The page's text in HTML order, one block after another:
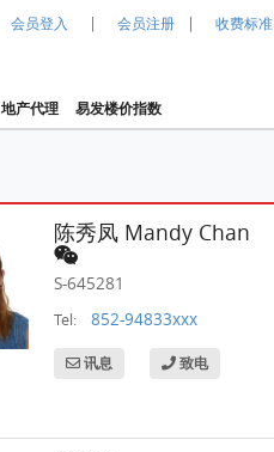
会员登入 | 会员注册 | 收费标准
地产代理 易发楼价指数
陈秀凤 Mandy Chan
S-645281
Tel: 852-94833xxx
讯息 致电